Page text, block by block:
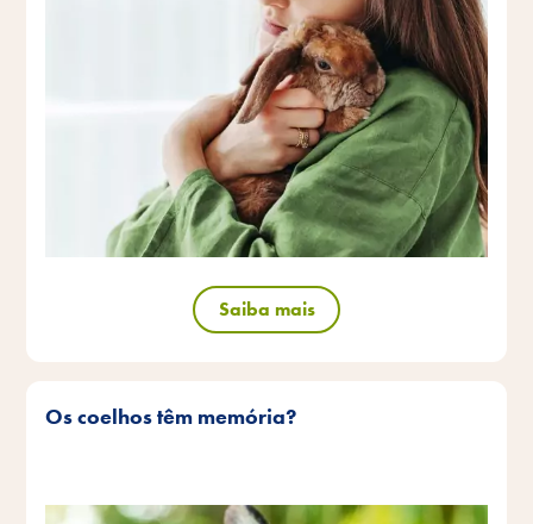
Saiba mais
Os coelhos têm memória?